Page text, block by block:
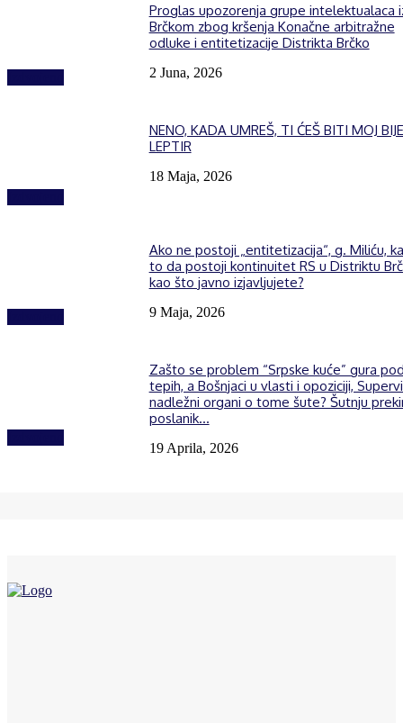
Proglas upozorenja grupe intelektualaca
Brčkom zbog kršenja Konačne arbitražne
odluke i entitetizacije Distrikta Brčko
2 Juna, 2026
NENO, KADA UMREŠ, TI ĆEŠ BITI MOJ
LEPTIR
18 Maja, 2026
Ako ne postoji „entitetizacija“, g. Miliću,
to da postoji kontinuitet RS u Distriktu
kao što javno izjavljujete?
9 Maja, 2026
Zašto se problem “Srpske kuće” gura
tepih, a Bošnjaci u vlasti i opoziciji,
nadležni organi o tome šute? Šutnju
poslanik...
19 Aprila, 2026